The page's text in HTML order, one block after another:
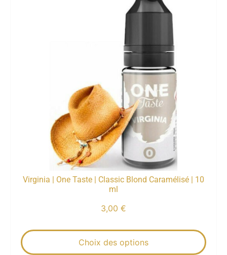
Virginia | One Taste | Classic Blond Caramélisé | 10
ml
3,00 €
Choix des options